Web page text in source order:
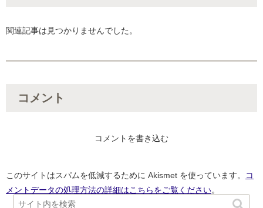
関連記事は見つかりませんでした。
コメント
コメントを書き込む
このサイトはスパムを低減するために Akismet を使っています。
コ
メントデータの処理方法の詳細はこちらをご覧ください。